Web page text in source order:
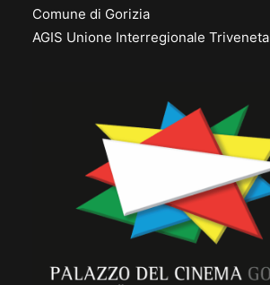
Comune di Gorizia
AGIS Unione Interregionale Triveneta